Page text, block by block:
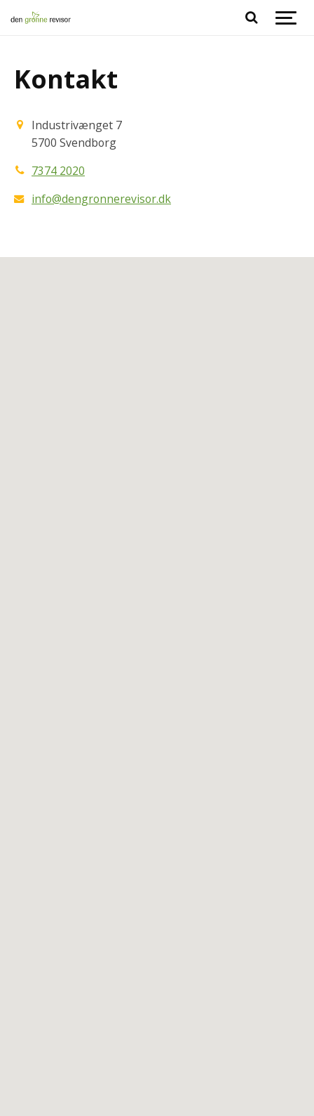
Spring til indhold
Kontakt
Industrivænget 7
5700 Svendborg
7374 2020
info@dengronnerevisor.dk